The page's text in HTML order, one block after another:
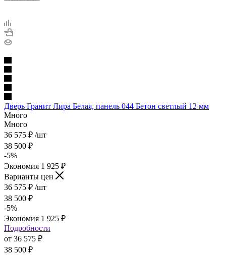
Дверь Гранит Лира Белая, панель 044 Бетон светлый 12 мм
Много
Много
36 575 ₽ /шт
38 500 ₽
-5%
Экономия 1 925 ₽
Варианты цен
36 575 ₽ /шт
38 500 ₽
-5%
Экономия 1 925 ₽
Подробности
от 36 575 ₽
38 500 ₽